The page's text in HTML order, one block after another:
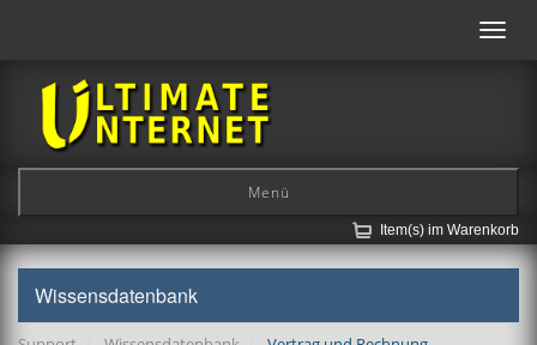
Menü
Item(s) im Warenkorb
Wissensdatenbank